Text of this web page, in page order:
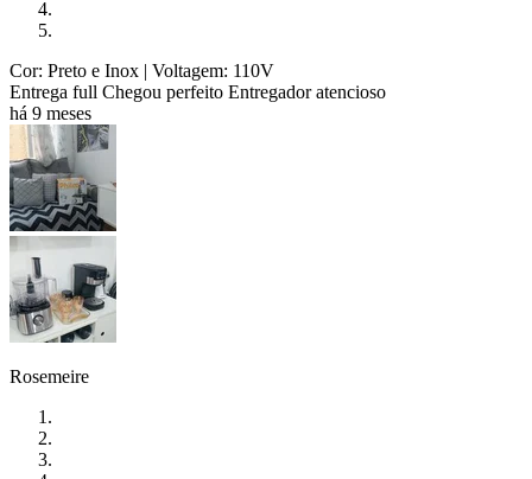
Cor: Preto e Inox | Voltagem: 110V
Entrega full Chegou perfeito Entregador atencioso
há 9 meses
Rosemeire